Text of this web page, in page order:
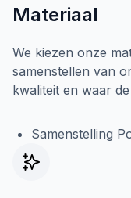
Materiaal
We kiezen onze
samenstellen van
kwaliteit en waar
Samenstelling